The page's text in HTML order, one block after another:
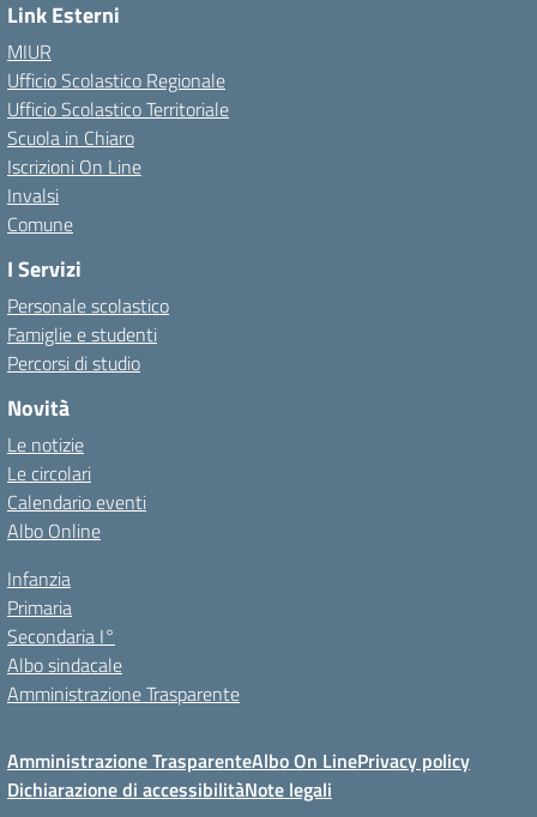
Link Esterni
MIUR
Ufficio Scolastico Regionale
Ufficio Scolastico Territoriale
Scuola in Chiaro
Iscrizioni On Line
Invalsi
Comune
I Servizi
Personale scolastico
Famiglie e studenti
Percorsi di studio
Novità
Le notizie
Le circolari
Calendario eventi
Albo Online
Infanzia
Primaria
Secondaria I°
Albo sindacale
Amministrazione Trasparente
Amministrazione TrasparenteAlbo On LinePrivacy policy
Dichiarazione di accessibilitàNote legali